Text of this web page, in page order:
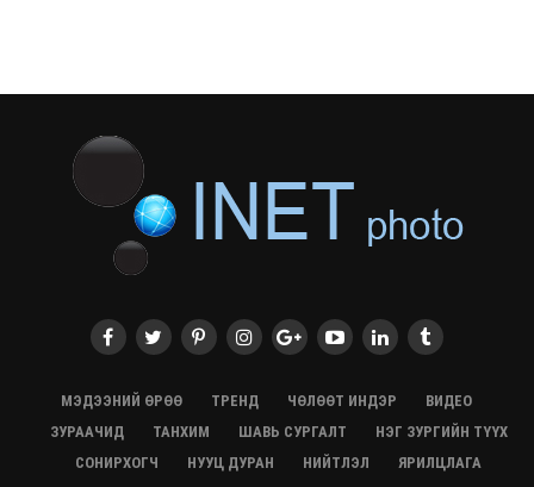
28/07/2026, 12:04
ХӨВСГӨЛ Нутгийн зөвлөлөөс МУАЖ Д.Цэрэндарьзавт
2 өрөө байр олгоно
20/07/2026, 19:22
20/07/2026, 19:21
хийхээр хүрэлцэн ирлээ
Испанийн шигшээ баг ДАШТ-д хоёр дахь удаагаа
МЭДЭЭНИЙ ӨРӨӨ ТРЕНД ЧӨЛӨӨТ ИНДЭР
ВИДЕО
ЗУРААЧИД
ТАНХИМ ШАВЬ СУРГАЛТ
НЭГ ЗУРГИЙН ТҮҮХ
СОНИРХОГЧ
НУУЦ ДУРАН НИЙТЛЭЛ ЯРИЛЦЛАГА